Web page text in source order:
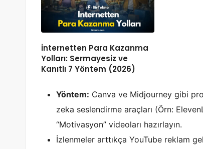
İnternetten Para Kazanma
Yolları: Sermayesiz ve
Kanıtlı 7 Yöntem (2026)
Yöntem: Canva ve Midjourney gibi
zeka seslendirme araçları (Örn:
“Motivasyon” videoları hazırlayın.
İzlenmeler arttıkça YouTube reklam